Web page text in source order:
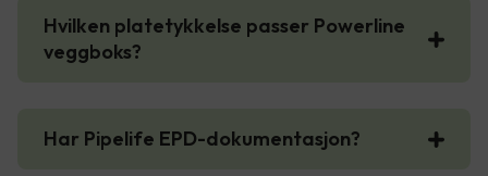
Hvilken platetykkelse passer Powerline
veggboks?
Har Pipelife EPD-dokumentasjon?